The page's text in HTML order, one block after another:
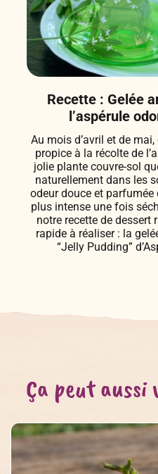
Recette : Gelée
l’aspérule
Au mois d’avril et de mai,
propice à la récolte de
jolie plante couvre-sol
naturellement dans les
odeur douce et parfumée
plus intense une fois
notre recette de dessert
rapide à réaliser : la
“Jelly Pudding”
Ça peut aussi